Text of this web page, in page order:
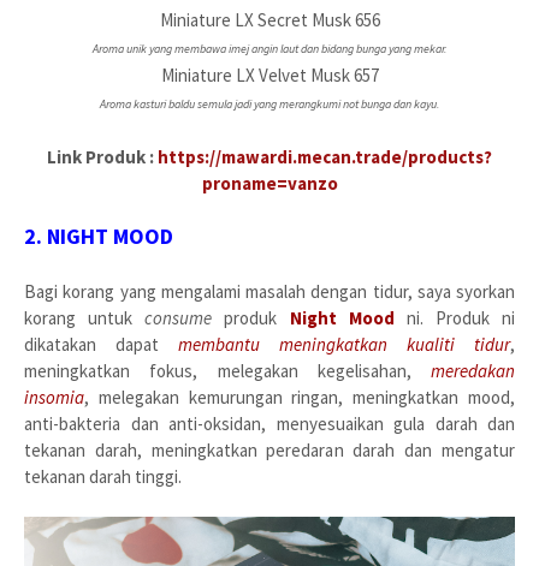
Miniature LX Secret Musk 656
Aroma unik yang membawa imej angin laut dan bidang bunga yang mekar.
Miniature LX Velvet Musk 657
Aroma kasturi baldu semula jadi yang merangkumi not bunga dan kayu.
Link Produk : https://mawardi.mecan.trade/products?
proname=vanzo
2. NIGHT MOOD
Bagi korang yang mengalami masalah dengan tidur, saya syorkan
korang untuk consume produk Night Mood ni. Produk ni
dikatakan dapat membantu meningkatkan kualiti tidur,
meningkatkan fokus, melegakan kegelisahan, meredakan
insomia, melegakan kemurungan ringan, meningkatkan mood,
anti-bakteria dan anti-oksidan, menyesuaikan gula darah dan
tekanan darah, meningkatkan peredaran darah dan mengatur
tekanan darah tinggi.